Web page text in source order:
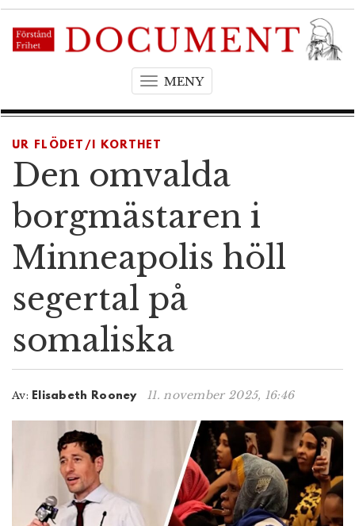
MENYT
g
l
e
a
i
g
n
UR FLÖDET/I KORTHET
Den omvalda
borgmästaren i
Minneapolis höll
segertal på
somaliska
Av: Elisabeth Rooney 11. november 2025, 16:46